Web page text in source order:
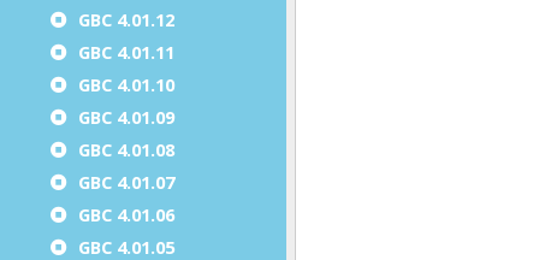
GBC 4.01.12
GBC 4.01.11
GBC 4.01.10
GBC 4.01.09
GBC 4.01.08
GBC 4.01.07
GBC 4.01.06
GBC 4.01.05